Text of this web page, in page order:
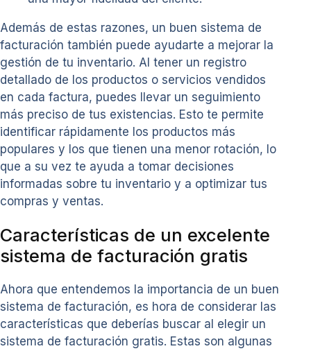
Además de estas razones, un buen sistema de
facturación también puede ayudarte a mejorar la
gestión de tu inventario. Al tener un registro
detallado de los productos o servicios vendidos
en cada factura, puedes llevar un seguimiento
más preciso de tus existencias. Esto te permite
identificar rápidamente los productos más
populares y los que tienen una menor rotación, lo
que a su vez te ayuda a tomar decisiones
informadas sobre tu inventario y a optimizar tus
compras y ventas.
Características de un excelente
sistema de facturación gratis
Ahora que entendemos la importancia de un buen
sistema de facturación, es hora de considerar las
características que deberías buscar al elegir un
sistema de facturación gratis. Estas son algunas